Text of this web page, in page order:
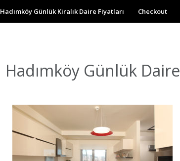
Hadımköy Günlük Kiralık Daire Fiyatları Checkout
Hadımköy Günlük Daire